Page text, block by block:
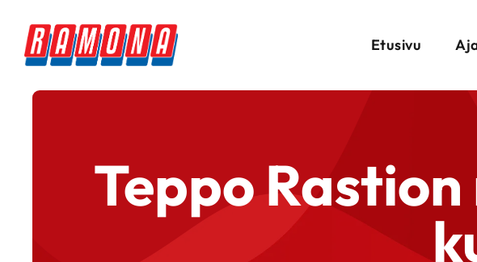
Etusivu
Teppo